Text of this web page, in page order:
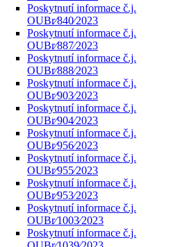
Poskytnutí informace č.j.
OUBr⁄840⁄2023
Poskytnutí informace č.j.
OUBr⁄887⁄2023
Poskytnutí informace č.j.
OUBr⁄888⁄2023
Poskytnutí informace č.j.
OUBr⁄903⁄2023
Poskytnutí informace č.j.
OUBr⁄904⁄2023
Poskytnutí informace č.j.
OUBr⁄956⁄2023
Poskytnutí informace č.j.
OUBr⁄955⁄2023
Poskytnutí informace č.j.
OUBr⁄953⁄2023
Poskytnutí informace č.j.
OUBr⁄1003⁄2023
Poskytnutí informace č.j.